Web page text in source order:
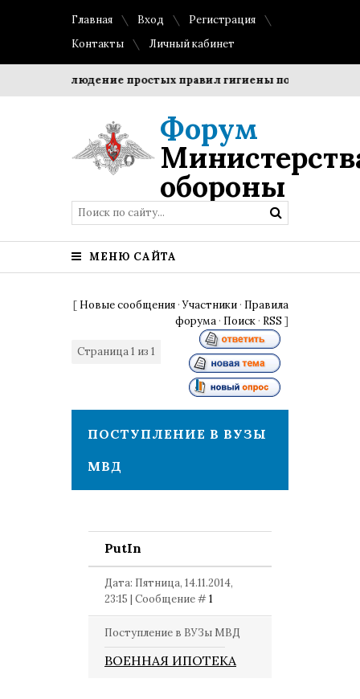
Главная Вход
Регистрация
Контакты
Личный кабинет
Соблюдение простых правил гигиены помогает
Форум
обороны
МЕНЮ САЙТА
[ Новые сообщения ·Участники · Правила
форума · Поиск · RSS ]
Страница1 из 1
ПОСТУПЛЕНИЕ В ВУЗЫ
МВД
PutIn
Дата: Пятница, 14.11.2014,
23:15 | Сообщение #1
Поступление в ВУЗы МВД
ВОЕННАЯ ИПОТЕКА